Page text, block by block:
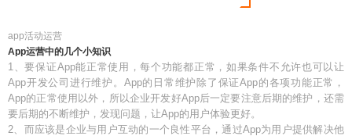
app活动运营
App运营中的几个小知识
1、要保证App能正常使用，每个功能都正常，如果条件不允许也可以让
App开发公司进行维护。App的日常维护除了保证App的各项功能正常，
App的正常使用以外，所以企业开发好App后一定要注意后期的维护，还需
要后期的不断维护，发现问题，让App的用户体验更好。
2、而应该是企业与用户互动的一个良性平台，通过App为用户提供解决他